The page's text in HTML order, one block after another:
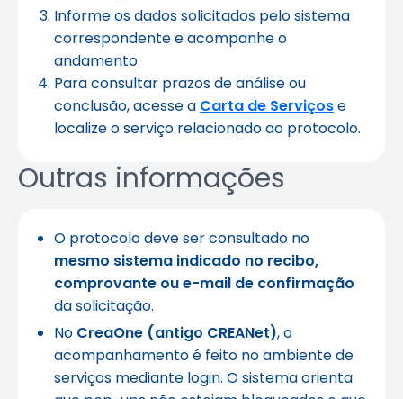
Informe os dados solicitados pelo sistema
correspondente e acompanhe o
andamento.
Para consultar prazos de análise ou
conclusão, acesse a Carta de Serviçose
localize o serviço relacionado ao protocolo.
Outras informações
O protocolo deve ser consultado no
mesmo sistema indicado no recibo,
comprovante ou e-mail de confirmação
da solicitação.
No CreaOne (antigo CREANet), o
acompanhamento é feito no ambiente de
serviços mediante login. O sistema orienta